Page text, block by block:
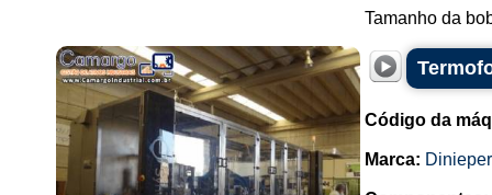
Tamanho da
Código da
Marca: Dinieper